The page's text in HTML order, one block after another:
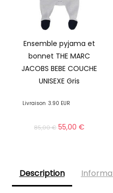
Ensemble pyjama et
bonnet THE MARC
JACOBS BEBE COUCHE
UNISEXE Gris
Livraison 3.90 EUR
85,00€ 55,00€
Description